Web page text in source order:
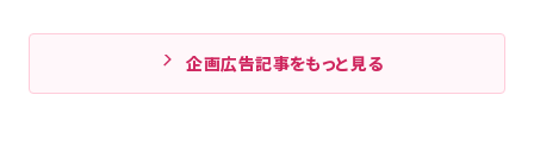
企画広告記事をもっと見る